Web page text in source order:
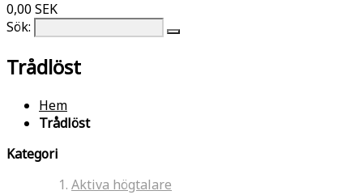
0,00 SEK
Sök:
Trådlöst
Hem
Trådlöst
Kategori
Aktiva högtalare